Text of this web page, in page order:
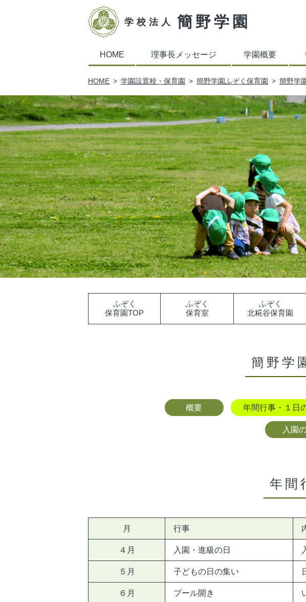
学校法人 簡野学園
HOME 理事長メッセージ 学園概要
HOME 学園設置校・保育園 簡野学園ふぞく保育園 簡野学
ふぞく
保育園TOP
ふぞく
保育室
ふぞく
北糀谷保育園
簡野学
概要 年間行事・１日
入園
年間
月 行事
４月 入園・進級の日
５月 子どもの日の集い
６月 プール開き